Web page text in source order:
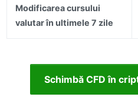
Modificarea cursului
valutar în ultimele 7 zile
Schimbă CFD în